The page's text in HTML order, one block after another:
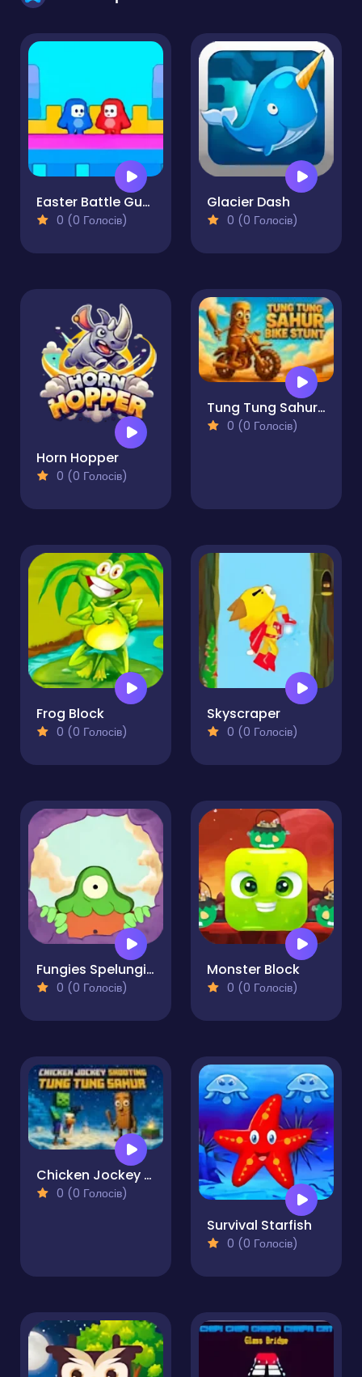
Easter Battle Guys
0 (0 Голосів)
Glacier Dash
0 (0 Голосів)
Horn Hopper
0 (0 Голосів)
Tung Tung Sahur Bike Stunt
0 (0 Голосів)
Frog Block
0 (0 Голосів)
Skyscraper
0 (0 Голосів)
Fungies Spelungies
0 (0 Голосів)
Monster Block
0 (0 Голосів)
Chicken Jockey Shooting Tung Tung Sahur
0 (0 Голосів)
Survival Starfish
0 (0 Голосів)